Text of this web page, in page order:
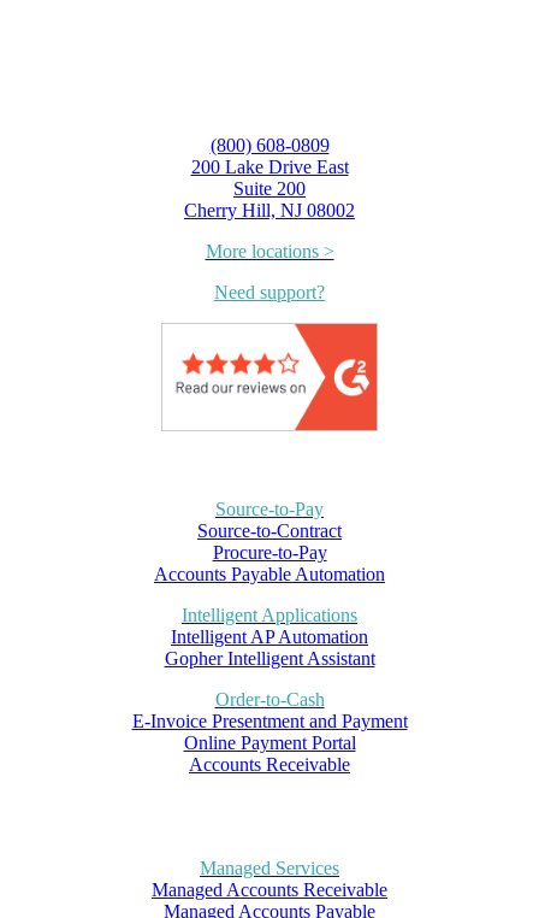
(800) 608-0809
200 Lake Drive East
Suite 200
Cherry Hill, NJ 08002
More locations >
Need support?
Source-to-Pay
Source-to-Contract
Procure-to-Pay
Accounts Payable Automation
Intelligent Applications
Intelligent AP Automation
Gopher Intelligent Assistant
Order-to-Cash
E-Invoice Presentment and Payment
Online Payment Portal
Accounts Receivable
Managed Services
Managed Accounts Receivable
Managed Accounts Payable